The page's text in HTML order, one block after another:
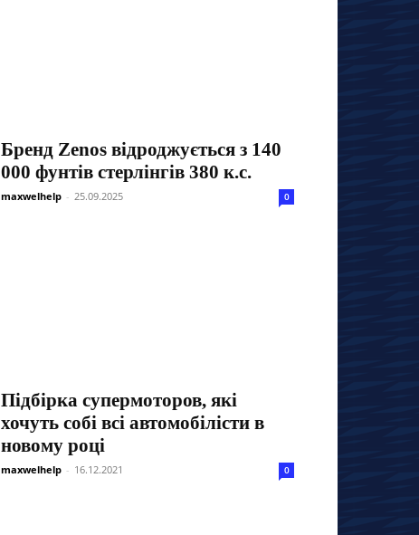
Бренд Zenos відроджується з 140
000 фунтів стерлінгів 380 к.с.
maxwelhelp - 25.09.2025 0
Підбірка супермоторов, які
хочуть собі всі автомобілісти в
новому році
maxwelhelp - 16.12.2021 0